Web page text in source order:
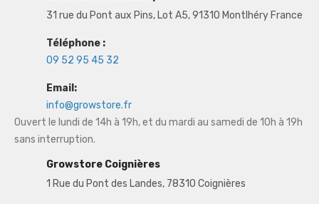
31 rue du Pont aux Pins, Lot A5, 91310 Montlhéry France
Téléphone :
09 52 95 45 32
Email:
info@growstore.fr
Ouvert le lundi de 14h à 19h, et du mardi au samedi de 10h à 19h
sans interruption.
Growstore Coignières
1 Rue du Pont des Landes, 78310 Coignières